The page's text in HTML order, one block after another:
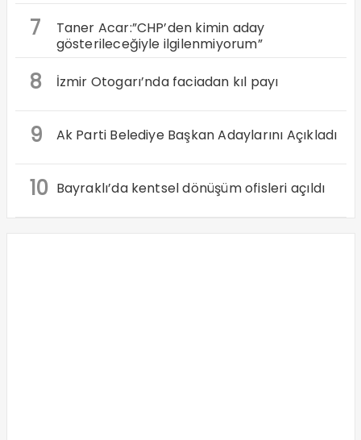
7
Taner Acar:”CHP’den kimin aday
gösterileceğiyle ilgilenmiyorum”
8 İzmir Otogarı’nda faciadan kıl payı
9 Ak Parti Belediye Başkan Adaylarını Açıkladı
10 Bayraklı’da kentsel dönüşüm ofisleri açıldı